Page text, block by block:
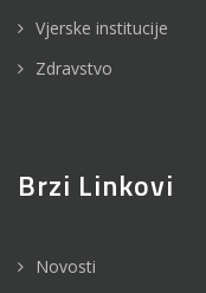
Vjerske institucije
Zdravstvo
Brzi Linkovi
Novosti